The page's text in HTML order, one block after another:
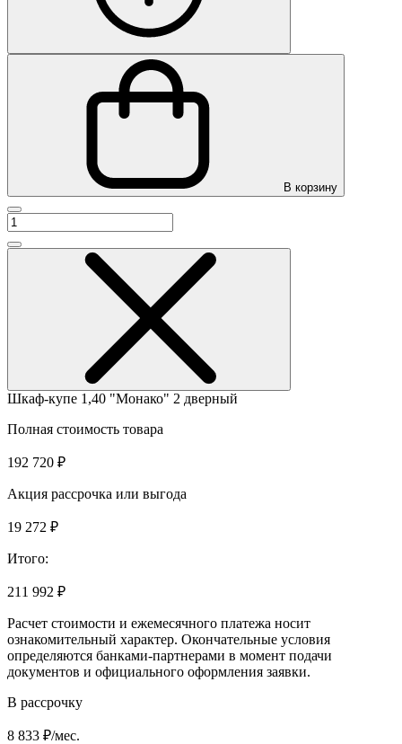
В корзину
Шкаф-купе 1,40 "Монако" 2 дверный
Полная стоимость товара
192 720 ₽
Акция рассрочка или выгода
19 272 ₽
Итого:
211 992 ₽
Расчет стоимости и ежемесячного платежа носит
ознакомительный характер. Окончательные условия
определяются банками-партнерами в момент подачи
документов и официального оформления заявки.
В рассрочку
8 833 ₽/мес.